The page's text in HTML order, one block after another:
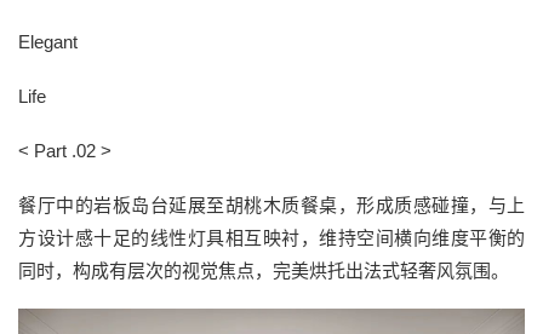
Elegant
Life
< Part .02 >
餐厅中的岩板岛台延展至胡桃木质餐桌，形成质感碰撞，与上
方设计感十足的线性灯具相互映衬，维持空间横向维度平衡的
同时，构成有层次的视觉焦点，完美烘托出法式轻奢风氛围。